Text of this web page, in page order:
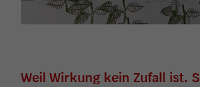
Weil Wirkung kein Zufall ist.